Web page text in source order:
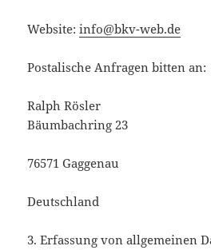
Website:info@bkv-web.de
Postalische Anfragen bitten an:
Ralph Rösler
Bäumbachring 23
76571 Gaggenau
Deutschland
3. Erfassung von allgemeinen